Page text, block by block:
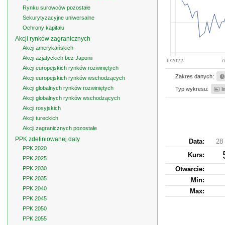
6/2022
Zakres danych:
Typ wykresu:
Data:
28
Kurs:
Otwarcie:
Min:
Max:
Rynku surowców pozostałe
Sekurytyzacyjne uniwersalne
Ochrony kapitału
Akcji rynków zagranicznych
Akcji amerykańskich
Akcji azjatyckich bez Japonii
Akcji europejskich rynków rozwiniętych
Akcji europejskich rynków wschodzących
Akcji globalnych rynków rozwiniętych
Akcji globalnych rynków wschodzących
Akcji rosyjskich
Akcji tureckich
Akcji zagranicznych pozostałe
PPK zdefiniowanej daty
PPK 2020
PPK 2025
PPK 2030
PPK 2035
PPK 2040
PPK 2045
PPK 2050
PPK 2055